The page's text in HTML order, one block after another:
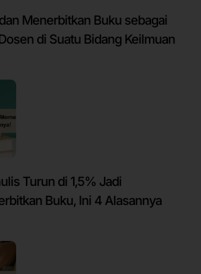
Menerbitkan Buku sebagai
di Suatu Bidang Keilmuan
Turun di 1,5% Jadi
Buku, Ini 4 Alasannya